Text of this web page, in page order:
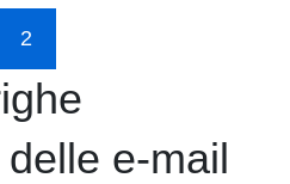
2
e-mail